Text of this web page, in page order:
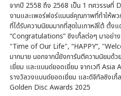
จากปี 2558 ถึง 2568 เป็น 1 ทศวรรษที่
งานและเพอร์ฟอร์แมนซ์คุณภาพที่ทำให้พว
ที่ได้รับความนิยมมากที่สุดในเกาหลีใต้ ตั้ง
“Congratulations” ซิงเกิ้ลต่อๆ มาอย่
"Time of Our Life", “HAPPY”,
มากมาย นอกจากนี้ยังการันตีความนิยมด้
เยี่ยม และแบนด์ยอดเยี่ยม จากเวที
รางวัลวงแบนด์ยอดเยี่ยม และดิจิทัลซิงเกิ้
Golden Disc Awards 2025